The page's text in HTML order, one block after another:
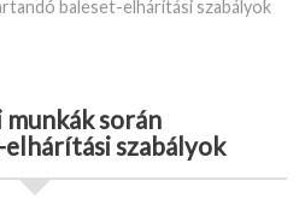
baleset-elhárítási szabályok
során
szabályok